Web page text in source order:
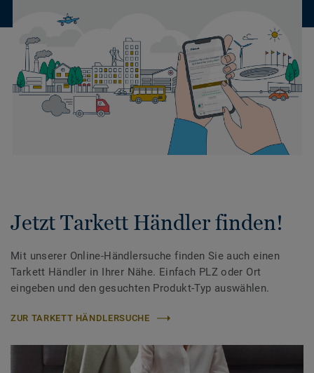
Jetzt Tarkett Händler finden!
Mit unserer Online-Händlersuche finden Sie auch einen
Tarkett Händler in Ihrer Nähe. Einfach PLZ oder Ort
eingeben und den gesuchten Produkt-Typ auswählen.
ZUR TARKETT HÄNDLERSUCHE